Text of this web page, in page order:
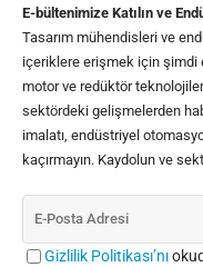
E-bültenimize Katılın ve
Tasarım mühendisleri ve
içeriklere erişmek için şimdi
motor ve redüktör
sektördeki gelişmelerden
imalatı, endüstriyel
kaçırmayın. Kaydolun ve
Gizlilik Politikası’nı